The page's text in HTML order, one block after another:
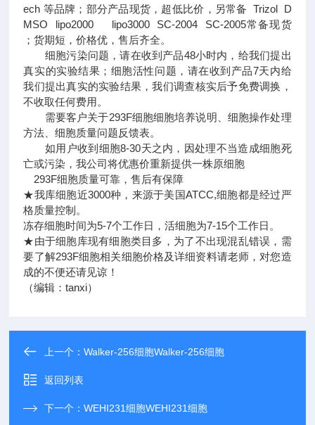
ech 等品牌；部分产品现货，超低比价，另常备 Trizol D
MSO lipo2000 lipo3000 SC-2004 SC-2005常备现货
；货期短，价格优，售后齐全。
细胞污染问题，请在收到产品48小时内，给我们提出
真实的实验结果；细胞活性问题，请在收到产品7天内给
我们提出真实的实验结果，我们调查核实后予免费调换，
不收取任何费用。
需要客户关于293F细胞细胞培养说明、细胞操作处理
方法、细胞质量问题反馈表。
如用户收到细胞8-30天之内，因处理不当造成细胞死
亡或污染，我公司将优惠价重新提供一株原细胞
293F细胞质量可靠，售后有保障
★我库细胞近3000种，来源于美国ATCC,细胞都是经过严
格质量控制。
冻存细胞时间为5-7个工作日，活细胞为7-15个工作日。
★由于细胞库现有细胞类目多，为了不出现混乱错误，需
要了解293F细胞相关细胞价格及详细资料请老师，对您造
成的不便还请见谅！
（编辑：tanxi）
上一个：Walker-256细胞Walker-256细胞
返回列表
下一个：WEHI231细胞WEHI231细胞